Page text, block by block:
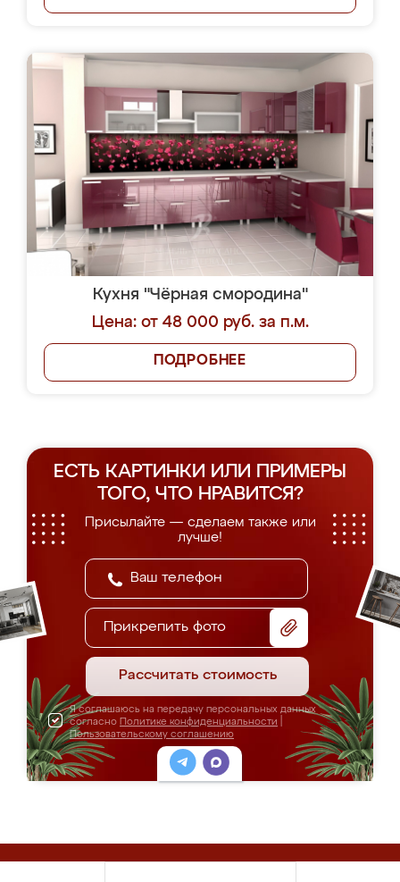
Кухня "Чёрная смородина"
Цена: от 48 000 руб. за п.м.
ПОДРОБНЕЕ
ЕСТЬ КАРТИНКИ ИЛИ ПРИМЕРЫ
ТОГО, ЧТО НРАВИТСЯ?
Присылайте — сделаем также или
лучше!
Прикрепить фото
Рассчитать стоимость
Я соглашаюсь на передачу персональных данных
согласно Политике конфиденциальности
Пользовательскому соглашению